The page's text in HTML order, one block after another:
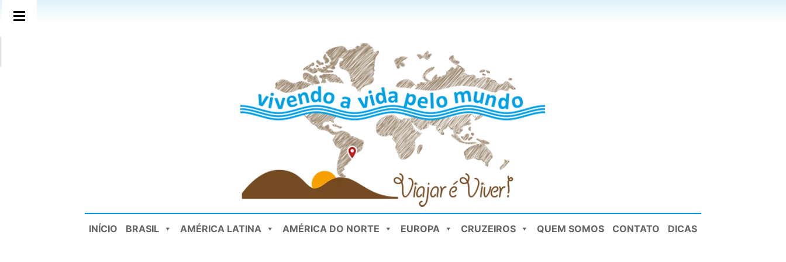
INÍCIO BRASIL AMÉRICA LATINA AMÉRICA DO NORTE EUROPA CRUZEIROS QUEM SOMOS CONTATO DICAS